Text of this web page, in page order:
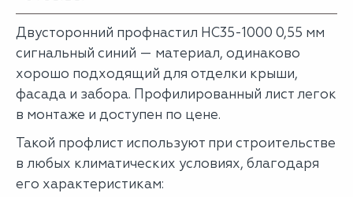
Двусторонний профнастил НС35-1000 0,55 мм
сигнальный синий — материал, одинаково
хорошо подходящий для отделки крыши,
фасада и забора. Профилированный лист легок
в монтаже и доступен по цене.
Такой профлист используют при строительстве
в любых климатических условиях, благодаря
его характеристикам: